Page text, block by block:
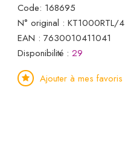
Code: 168695
N° original : KT1000RTL/4
EAN : 7630010411041
Disponibilité : 29
Ajouter à mes favoris